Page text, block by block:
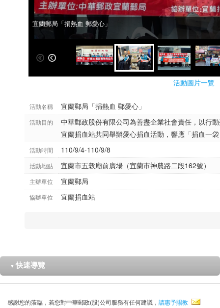
宜蘭郵局「捐熱血 郵愛心」
宜蘭郵局「捐熱血 郵愛心」
活動圖片一覽
活動名稱 宜蘭郵局「捐熱血 郵愛心」
活動目的
中華郵政股份有限公司為善盡企業社會責任，以行
宜蘭捐血站共同舉辦愛心捐血活動，響應「捐血一
活動時間 110/9/4-110/9/8
活動地點 宜蘭市五穀廟前廣場（宜蘭市神農路二段162號）
主辦單位 宜蘭郵局
協辦單位 宜蘭捐血站
▼ 快速導覽
感謝您的蒞臨，若您對中華郵政(股)公司服務有任何建議， 請惠予賜教